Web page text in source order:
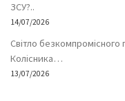
ЗСУ?..
14/07/2026
Світло безкомпромісного
Колісника…
13/07/2026